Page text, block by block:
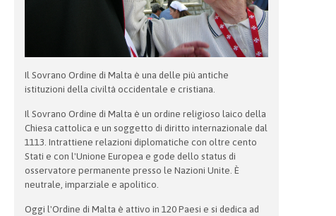
Il Sovrano Ordine di Malta è una delle più antiche
istituzioni della civiltà occidentale e cristiana.
Il Sovrano Ordine di Malta è un ordine religioso laico della
Chiesa cattolica e un soggetto di diritto internazionale dal
1113. Intrattiene relazioni diplomatiche con oltre cento
Stati e con l'Unione Europea e gode dello status di
osservatore permanente presso le Nazioni Unite. È
neutrale, imparziale e apolitico.
Oggi l'Ordine di Malta è attivo in 120 Paesi e si dedica ad